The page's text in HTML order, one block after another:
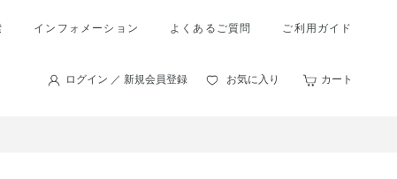
インフォメーション よくあるご質問 ご利用ガイド
ログイン ／ 新規会員登録 お気に入り カート